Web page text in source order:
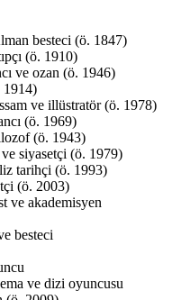
besteci (ö. 1847)
(ö. 1910)
ve ozan (ö. 1946)
1914)
ve illüstratör (ö. 1978)
(ö. 1969)
(ö. 1943)
siyasetçi (ö. 1979)
tarihçi (ö. 1993)
(ö. 2003)
ve akademisyen
besteci
ve dizi oyuncusu